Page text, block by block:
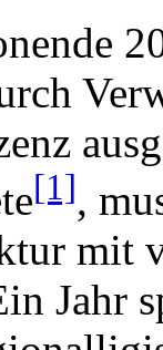
[1],
mit
Jahr